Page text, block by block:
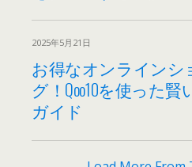
2025年5月21日
お得なオンラインシ
グ！Qoo10を使った
ガイド